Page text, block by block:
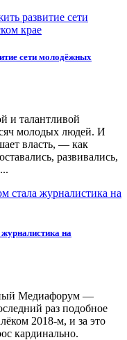
сети молодёжных
и талантливой
молодых людей. И
власть, — как
развивались,
на
Медиафорум —
раз подобное
2018-м, и за это
кардинально.